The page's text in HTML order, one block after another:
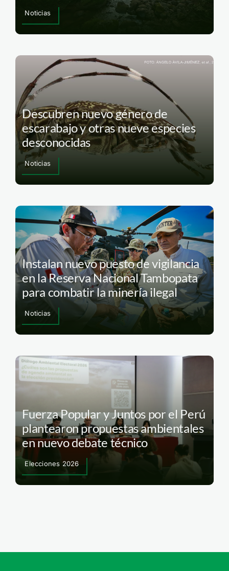
Noticias
Descubren nuevo género de
escarabajo y otras nueve especies
desconocidas
Noticias
Instalan nuevo puesto de vigilancia
en la Reserva Nacional Tambopata
para combatir la minería ilegal
Noticias
Fuerza Popular y Juntos por el Perú
plantearon propuestas ambientales
en nuevo debate técnico
Elecciones 2026